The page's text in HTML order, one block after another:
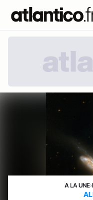
A LA UNE›